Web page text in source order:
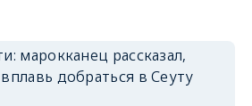
марокканец рассказал,
добраться в Сеуту